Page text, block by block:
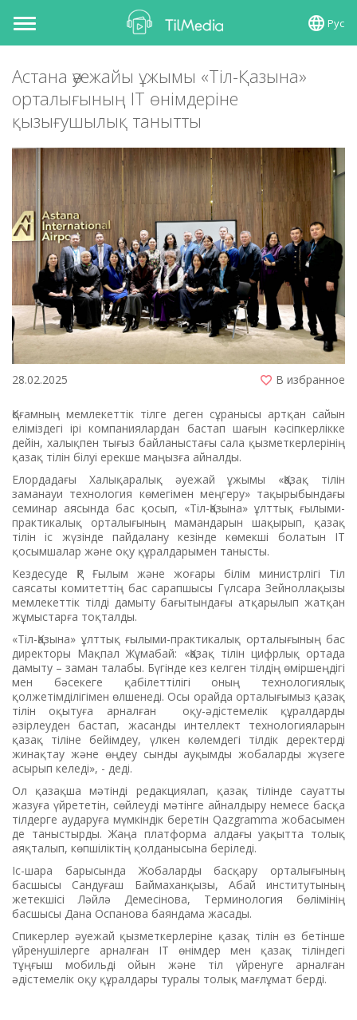
Toggle
navigation
Рус
Астана әуежайы ұжымы «Тіл-Қазына»
орталығының ІТ өнімдеріне
қызығушылық танытты
28.02.2025 В избранное
Қоғамның мемлекеттік тілге деген сұранысы артқан сайын
еліміздегі ірі компаниялардан бастап шағын кәсіпкерлікке
дейін, халықпен тығыз байланыстағы сала қызметкерлерінің
қазақ тілін білуі ерекше маңызға айналды.
Елордадағы Халықаралық әуежай ұжымы «Қазақ тілін
заманауи технология көмегімен меңгеру» тақырыбындағы
семинар аясында бас қосып, «Тіл-Қазына» ұлттық ғылыми-
практикалық орталығының мамандарын шақырып, қазақ
тілін іс жүзінде пайдалану кезінде көмекші болатын ІТ
қосымшалар және оқу құралдарымен танысты.
Кездесуде ҚР Ғылым және жоғары білім министрлігі Тіл
саясаты комитеттің бас сарапшысы Гүлсара Зейноллақызы
мемлекеттік тілді дамыту бағытындағы атқарылып жатқан
жұмыстарға тоқталды.
«Тіл-Қазына» ұлттық ғылыми-практикалық орталығының бас
директоры Мақпал Жұмабай: «Қазақ тілін цифрлық ортада
дамыту – заман талабы. Бүгінде кез келген тілдің өміршеңдігі
мен бәсекеге қабілеттілігі оның технологиялық
қолжетімділігімен өлшенеді. Осы орайда орталығымыз қазақ
тілін оқытуға арналған оқу-әдістемелік құралдарды
әзірлеуден бастап, жасанды интеллект технологияларын
қазақ тіліне бейімдеу, үлкен көлемдегі тілдік деректерді
жинақтау және өңдеу сынды ауқымды жобаларды жүзеге
асырып келеді», - деді.
Ол қазақша мәтінді редакциялап, қазақ тілінде сауатты
жазуға үйрететін, сөйлеуді мəтінге айналдыру немесе басқа
тілдерге аударуға мүмкіндік беретін Qazgramma жобасымен
де таныстырды. Жаңа платформа алдағы уақытта толық
аяқталып, көпшіліктің қолданысына беріледі.
Іс-шара барысында Жобаларды басқару орталығының
басшысы Сандуғаш Баймаханқызы, Абай институтының
жетекшісі Ләйлә Демесінова, Терминология бөлімінің
басшысы Дана Оспанова баяндама жасады.
Спикерлер әуежай қызметкерлеріне қазақ тілін өз бетінше
үйренушілерге арналған IT өнімдер мен қазақ тіліндегі
тұңғыш мобильді ойын және тіл үйренуге арналған
әдістемелік оқу құралдары туралы толық мағлұмат берді.